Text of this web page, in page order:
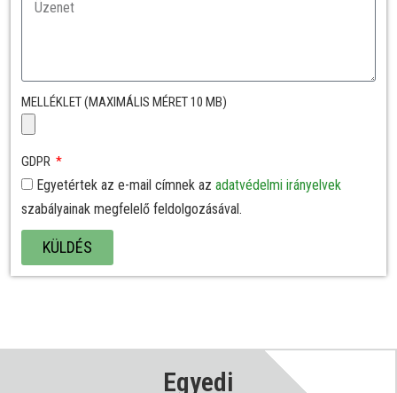
MELLÉKLET (MAXIMÁLIS MÉRET 10 MB)
GDPR
Egyetértek az e-mail címnek az adatvédelmi irányelvek
szabályainak megfelelő feldolgozásával.
KÜLDÉS
Egyedi